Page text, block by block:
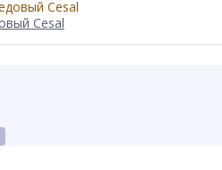
Cesal